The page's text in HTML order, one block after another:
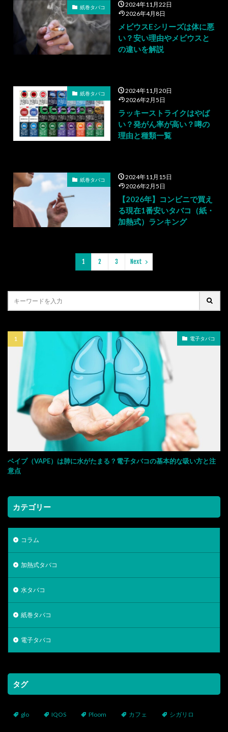
紙巻タバコ
2024年11月22日
2026年4月8日
メビウスEシリーズは体に悪
い？安い理由やメビウスと
の違いを解説
紙巻タバコ
2024年11月20日
2026年2月5日
ラッキーストライクはやば
い？発がん率が高い？噂の
理由と種類一覧
紙巻タバコ
2024年11月15日
2026年2月5日
【2026年】コンビニで買え
る現在1番安いタバコ（紙・
加熱式）ランキング
1 2 3 Next
電子タバコ
ベイプ（VAPE）は肺に水がたまる？電子タバコの基本的な吸い方と注
意点
カテゴリー
コラム
加熱式タバコ
水タバコ
紙巻タバコ
電子タバコ
タグ
glo IQOS Ploom カフェ シガリロ